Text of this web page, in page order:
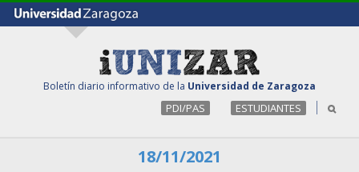
Boletín diario informativo de la Universidad de Zaragoza
PDI/PAS ESTUDIANTES
18/11/2021